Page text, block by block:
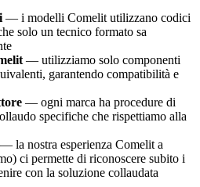
— i modelli Comelit utilizzano codici
solo un tecnico formato sa
— utilizziamo solo componenti
garantendo compatibilità e
— ogni marca ha procedure di
specifiche che rispettiamo alla
— la nostra esperienza Comelit a
ci permette di riconoscere subito i
con la soluzione collaudata